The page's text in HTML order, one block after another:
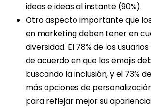
ideas e ideas al instante (90%).
Otro aspecto importante que
en marketing deben tener en
diversidad. El 78% de los
de acuerdo en que los emojis
buscando la inclusión, y el 73%
más opciones de
para reflejar mejor su